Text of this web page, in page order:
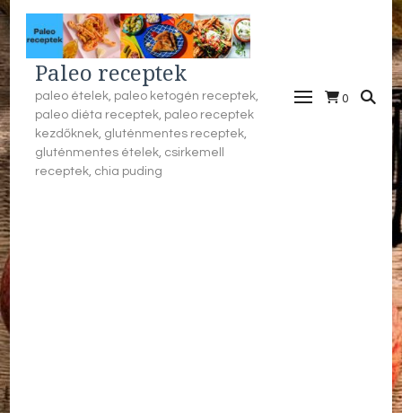
Paleo receptek
paleo ételek, paleo ketogén receptek,
paleo diéta receptek, paleo receptek
kezdőknek, gluténmentes receptek,
gluténmentes ételek, csirkemell
receptek, chia puding
0